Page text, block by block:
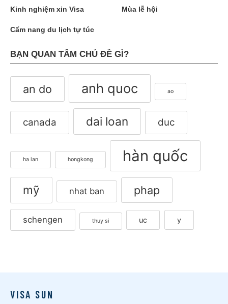
Kinh nghiệm xin Visa Mùa lễ hội
Cẩm nang du lịch tự túc
BẠN QUAN TÂM CHỦ ĐỀ GÌ?
an do anh quoc ao
canada dai loan duc
ha lan hongkong hàn quốc
mỹ nhat ban phap
schengen thuy si uc y
VISA SUN